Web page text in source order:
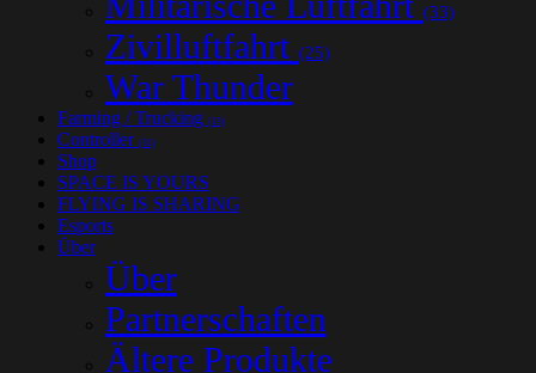
(33)
Zivilluftfahrt (25)
War Thunder
Farming / Trucking (13)
Controller (31)
Shop
SPACE IS YOURS
FLYING IS SHARING
Esports
Über
Über
Partnerschaften
Ältere Produkte